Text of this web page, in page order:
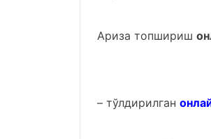
Ариза топшириш
– тўлдирилган